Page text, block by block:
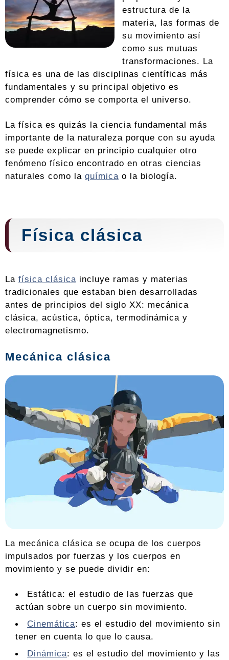
estructura de la
materia, las formas de
su movimiento así
como sus mutuas
transformaciones. La
física es una de las disciplinas científicas más
fundamentales y su principal objetivo es
comprender cómo se comporta el universo.
La física es quizás la ciencia fundamental más
importante de la naturaleza porque con su ayuda
se puede explicar en principio cualquier otro
fenómeno físico encontrado en otras ciencias
naturales como la química o la biología.
Física clásica
La física clásica incluye ramas y materias
tradicionales que estaban bien desarrolladas
antes de principios del siglo XX: mecánica
clásica, acústica, óptica, termodinámica y
electromagnetismo.
Mecánica clásica
La mecánica clásica se ocupa de los cuerpos
impulsados ​​por fuerzas y los cuerpos en
movimiento y se puede dividir en:
Estática: el estudio de las fuerzas que
actúan sobre un cuerpo sin movimiento.
Cinemática: es el estudio del movimiento sin
tener en cuenta lo que lo causa.
Dinámica: es el estudio del movimiento y las